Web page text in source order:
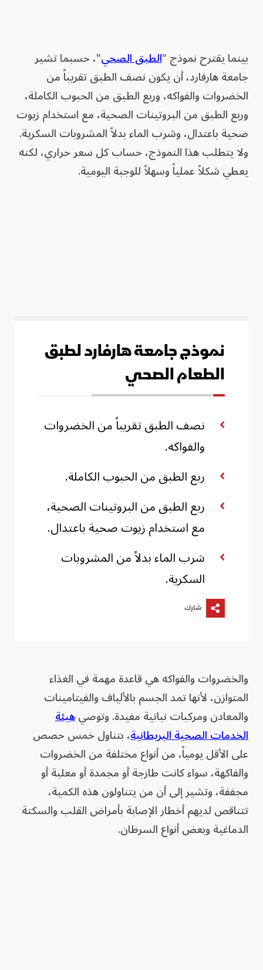
بينما يقترح نموذج "الطبق الصحي"، حسبما تشير
جامعة هارفارد، أن يكون نصف الطبق تقريباً من
الخضروات والفواكه، وربع الطبق من الحبوب الكاملة،
وربع الطبق من البروتينات الصحية، مع استخدام زيوت
صحية باعتدال، وشرب الماء بدلاً المشروبات السكرية.
ولا يتطلب هذا النموذج، حساب كل سعر حراري، لكنه
يعطي شكلاً عملياً وسهلاً للوجبة اليومية.
نموذج جامعة هارفارد لطبق
الطعام الصحي
نصف الطبق تقريباً من الخضروات
والفواكه.
ربع الطبق من الحبوب الكاملة.
ربع الطبق من البروتينات الصحية،
مع استخدام زيوت صحية باعتدال.
شرب الماء بدلاً من المشروبات
السكرية.
شارك
والخضروات والفواكه هي قاعدة مهمة في الغذاء
المتوازن، لأنها تمد الجسم بالألياف والفيتامينات
والمعادن ومركبات نباتية مفيدة. وتوصيهيئة
الخدمات الصحية البريطانية، بتناول خمس حصص
على الأقل يومياً، من أنواع مختلفة من الخضروات
والفاكهة، سواء كانت طازجة أو مجمدة أو معلبة أو
مجففة، وتشير إلى أن من يتناولون هذه الكمية،
تتناقص لديهم أخطار الإصابة بأمراض القلب والسكتة
الدماغية وبعض أنواع السرطان.